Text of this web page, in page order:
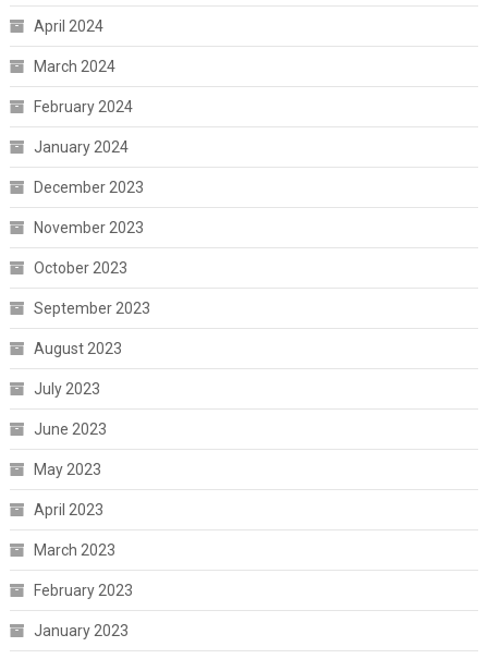
April 2024
March 2024
February 2024
January 2024
December 2023
November 2023
October 2023
September 2023
August 2023
July 2023
June 2023
May 2023
April 2023
March 2023
February 2023
January 2023